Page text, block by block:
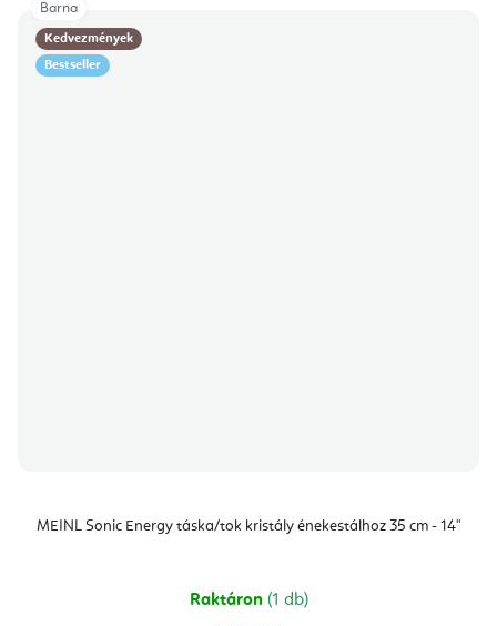
Kedvezmények
Bestseller
MEINL Sonic Energy táska/tok kristály énekestálhoz 35 cm - 14"
Raktáron (1 db)
Barna